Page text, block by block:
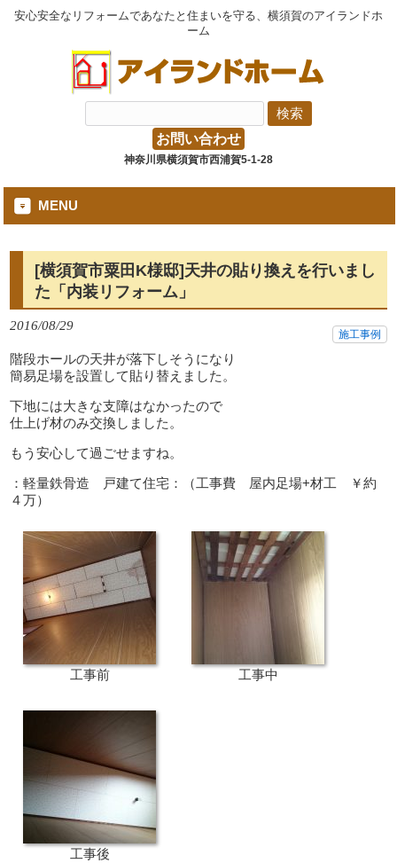
安心安全なリフォームであなたと住まいを守る、横須賀のアイランドホ
ーム
お問い合わせ
神奈川県横須賀市西浦賀5-1-28
MENU
[横須賀市粟田K様邸]天井の貼り換えを行いまし
た「内装リフォーム」
2016/08/29
施工事例
階段ホールの天井が落下しそうになり
簡易足場を設置して貼り替えました。
下地には大きな支障はなかったので
仕上げ材のみ交換しました。
もう安心して過ごせますね。
：軽量鉄骨造 戸建て住宅：（工事費 屋内足場+材工 ￥約
４万）
工事前 工事中
工事後